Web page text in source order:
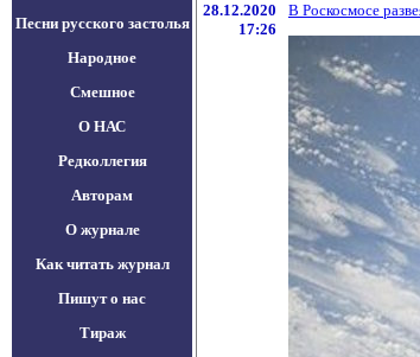
Песни русского застолья
Народное
Смешное
О НАС
Редколлегия
Авторам
О журнале
Как читать журнал
Пишут о нас
Тираж
28.12.2020
17:26
В Роскосмосе